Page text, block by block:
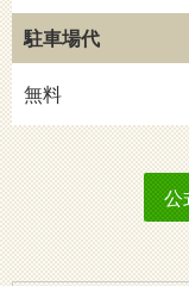
駐車場代
無料
公